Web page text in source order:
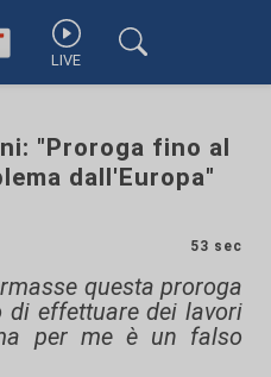
LIVE
"Proroga fino al
dall'Europa"
53 sec
questa proroga
effettuare dei lavori
per me è un falso